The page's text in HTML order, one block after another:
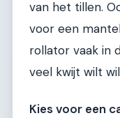
van het tillen.
voor een
rollator vaak in
veel kwijt wilt
Kies voor een